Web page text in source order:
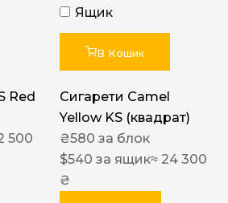
Red
500
Ящик
В Кошик
Сигарети Camel
Yellow KS (квадрат)
₴580 за блок
$540 за ящик≈ 24 300
₴